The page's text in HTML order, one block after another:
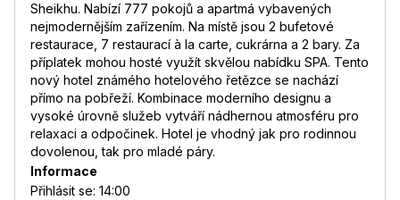
Sheikhu. Nabízí 777 pokojů a apartmá vybavených
nejmodernějším zařízením. Na místě jsou 2 bufetové
restaurace, 7 restaurací à la carte, cukrárna a 2 bary. Za
příplatek mohou hosté využít skvělou nabídku SPA. Tento
nový hotel známého hotelového řetězce se nachází
přímo na pobřeží. Kombinace moderního designu a
vysoké úrovně služeb vytváří nádhernou atmosféru pro
relaxaci a odpočinek. Hotel je vhodný jak pro rodinnou
dovolenou, tak pro mladé páry.
Informace
Přihlásit se: 14:00